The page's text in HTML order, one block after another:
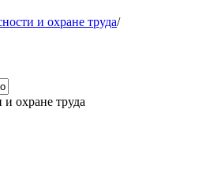
и охране труда/
охране труда